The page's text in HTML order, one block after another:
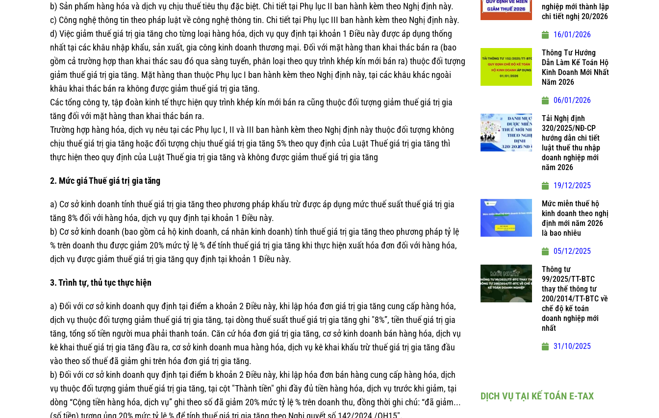
b) Sản phẩm hàng hóa và dịch vụ chịu thuế tiêu thụ đặc biệt. Chi tiết tại Phụ lục II ban hành kèm theo Nghị định này.
c) Công nghệ thông tin theo pháp luật về công nghệ thông tin. Chi tiết tại Phụ lục III ban hành kèm theo Nghị định này.
d) Việc giảm thuế giá trị gia tăng cho từng loại hàng hóa, dịch vụ quy định tại khoản 1 Điều này được áp dụng thống
nhất tại các khâu nhập khẩu, sản xuất, gia công kinh doanh thương mại. Đối với mặt hàng than khai thác bán ra (bao
gồm cả trường hợp than khai thác sau đó qua sàng tuyển, phân loại theo quy trình khép kín mới bán ra) thuộc đối tượng
giảm thuế giá trị gia tăng. Mặt hàng than thuộc Phụ lục I ban hành kèm theo Nghị định này, tại các khâu khác ngoài
khâu khai thác bán ra không được giảm thuế giá trị gia tăng.
Các tổng công ty, tập đoàn kinh tế thực hiện quy trình khép kín mới bán ra cũng thuộc đối tượng giảm thuế giá trị gia
tăng đối với mặt hàng than khai thác bán ra.
Trường hợp hàng hóa, dịch vụ nêu tại các Phụ lục I, II và III ban hành kèm theo Nghị định này thuộc đối tượng không
chịu thuế giá trị gia tăng hoặc đối tượng chịu thuế giá trị gia tăng 5% theo quy định của Luật Thuế giá trị gia tăng thì
thực hiện theo quy định của Luật Thuế gia trị gia tăng và không được giảm thuế giá trị gia tăng
2. Mức giá Thuế giá trị gia tăng
a) Cơ sở kinh doanh tính thuế giá trị gia tăng theo phương pháp khấu trừ được áp dụng mức thuế suất thuế giá trị gia
tăng 8% đối với hàng hóa, dịch vụ quy định tại khoản 1 Điều này.
b) Cơ sở kinh doanh (bao gồm cả hộ kinh doanh, cá nhân kinh doanh) tính thuế giá trị gia tăng theo phương pháp tỷ lệ
% trên doanh thu được giảm 20% mức tỷ lệ % để tính thuế giá trị gia tăng khi thực hiện xuất hóa đơn đối với hàng hóa,
dịch vụ được giảm thuế giá trị gia tăng quy định tại khoản 1 Điều này.
3. Trình tự, thủ tục thực hiện
a) Đối với cơ sở kinh doanh quy định tại điểm a khoản 2 Điều này, khi lập hóa đơn giá trị gia tăng cung cấp hàng hóa,
dịch vụ thuộc đối tượng giảm thuế giá trị gia tăng, tại dòng thuế suất thuế giá trị gia tăng ghi "8%”, tiền thuế giá trị gia
tăng, tổng số tiền người mua phải thanh toán. Căn cứ hóa đơn giá trị gia tăng, cơ sở kinh doanh bán hàng hóa, dịch vụ
kê khai thuế giá trị gia tăng đầu ra, cơ sở kinh doanh mua hàng hóa, dịch vụ kê khai khấu trừ thuế giá trị gia tăng đầu
vào theo số thuế đã giảm ghi trên hóa đơn giá trị gia tăng.
b) Đối với cơ sở kinh doanh quy định tại điểm b khoản 2 Điều này, khi lập hóa đơn bán hàng cung cấp hàng hóa, dịch
vụ thuộc đối tượng giảm thuế giá trị gia tăng, tại cột "Thành tiền" ghi đầy đủ tiền hàng hóa, dịch vụ trước khi giảm, tại
dòng “Cộng tiền hàng hóa, dịch vụ” ghi theo số đã giảm 20% mức tỷ lệ % trên doanh thu, đồng thời ghi chú: “đã giảm...
(số tiền) tương ủng 20% mức tỷ lệ % để tính thuế giá trị gia tăng theo Nghị quyết số 142/2024 /QH15".
nghiệp mới thành lập
chi tiết nghị 20/2026
16/01/2026
Thông Tư Hướng
Dẫn Làm Kế Toán Hộ
Kinh Doanh Mới Nhất
Năm 2026
06/01/2026
Tải Nghị định
320/2025/NĐ-CP
hướng dẫn chi tiết
luật thuế thu nhập
doanh nghiệp mới
năm 2026
19/12/2025
Mức miễn thuế hộ
kinh doanh theo nghị
định mới năm 2026
là bao nhiêu
05/12/2025
Thông tư
99/2025/TT-BTC
thay thế thông tư
200/2014/TT-BTC về
chế độ kế toán
doanh nghiệp mới
nhất
31/10/2025
DỊCH VỤ TẠI KẾ TOÁN E-TAX